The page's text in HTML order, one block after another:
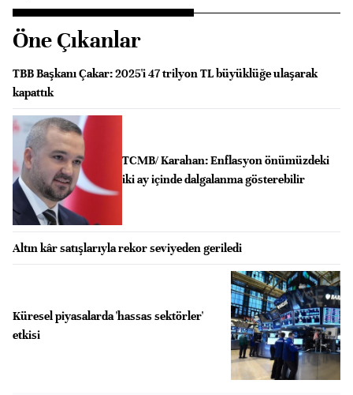
Öne Çıkanlar
TBB Başkanı Çakar: 2025'i 47 trilyon TL büyüklüğe ulaşarak
kapattık
TCMB/ Karahan: Enflasyon önümüzdeki
iki ay içinde dalgalanma gösterebilir
Altın kâr satışlarıyla rekor seviyeden geriledi
Küresel piyasalarda 'hassas sektörler'
etkisi